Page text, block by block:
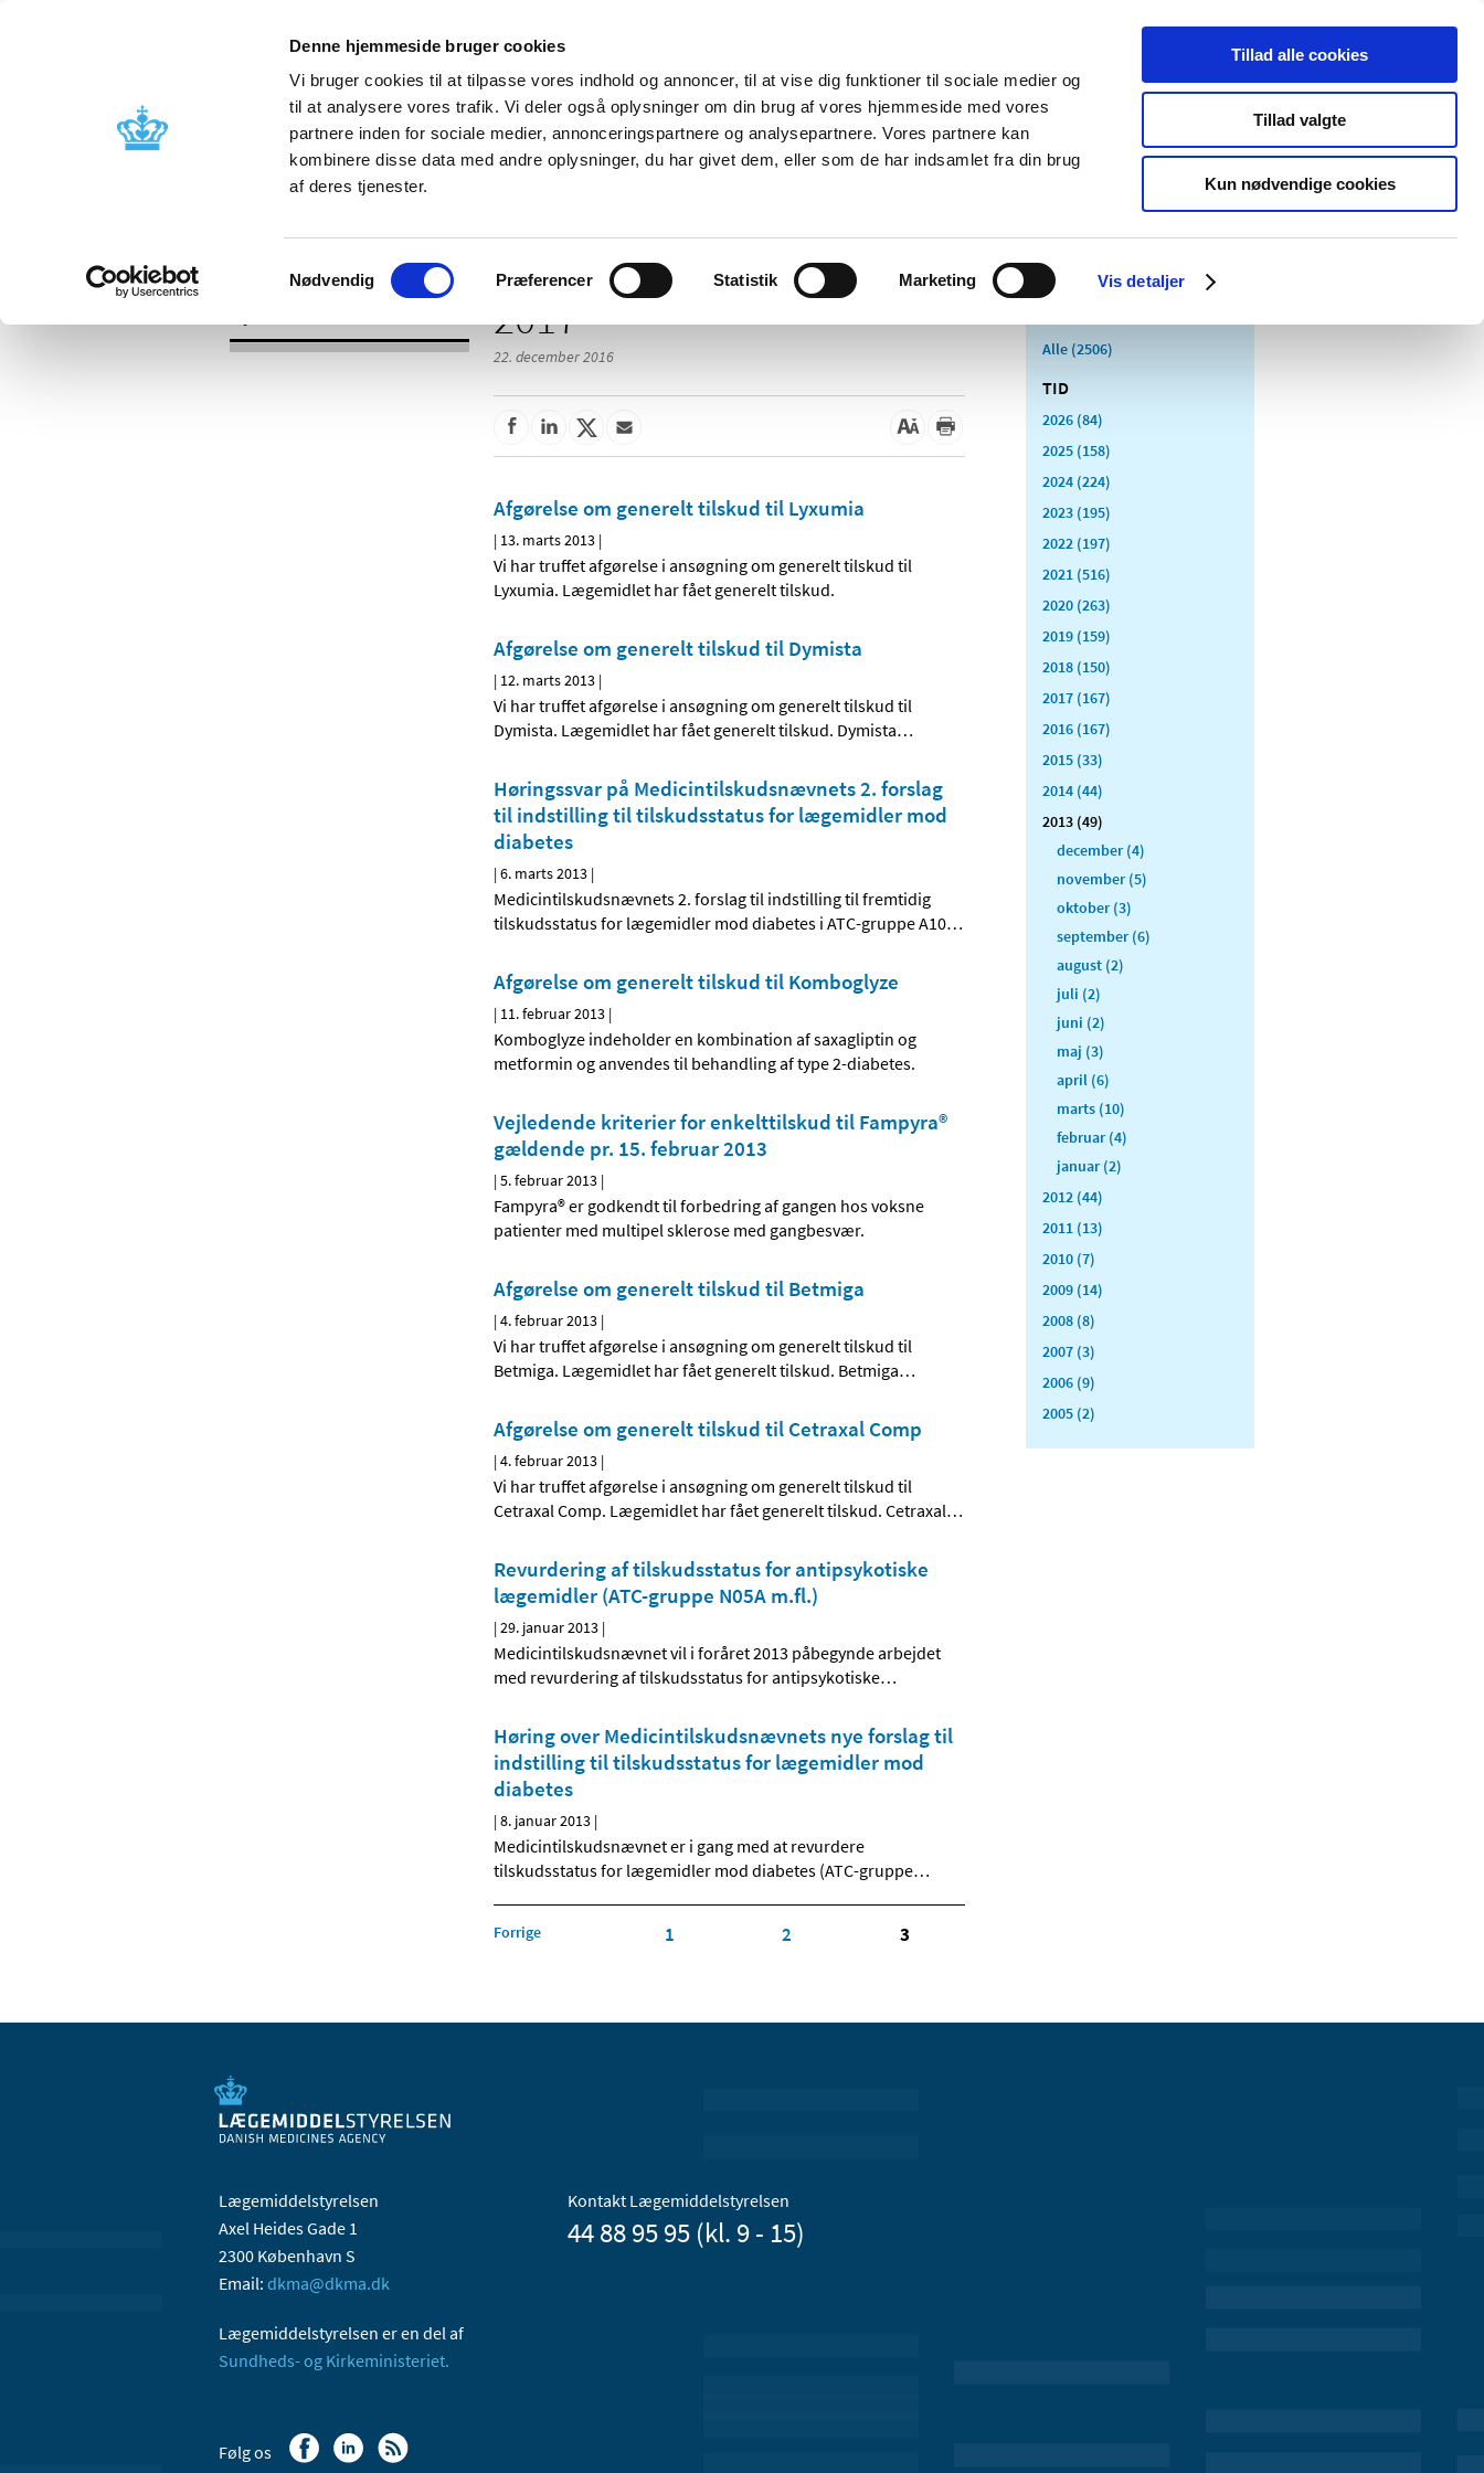
Denne hjemmeside bruger cookies
Vi bruger cookies til at tilpasse vores indhold og annoncer, til at vise dig funktioner til sociale medier og
til at analysere vores trafik. Vi deler også oplysninger om din brug af vores hjemmeside med vores
partnere inden for sociale medier, annonceringspartnere og analysepartnere. Vores partnere kan
kombinere disse data med andre oplysninger, du har givet dem, eller som de har indsamlet fra din brug
af deres tjenester.
Samtykkevalg
Nødvendig Præferencer Statistik Marketing Vis detaljer
Tillad alle cookies
Tillad valgte
Kun nødvendige cookies
Nyheder Om os Kontakt Udgivelser
Godkendelse og
Bivirkninger og
produktinformation
Tilskud og
Apoteker og salg af
Medicinsk
Særlige
produktområder
2017
22. december 2016
Afgørelse om generelt tilskud til Lyxumia
| 13. marts 2013 |
Vi har truffet afgørelse i ansøgning om generelt tilskud til
Lyxumia. Lægemidlet har fået generelt tilskud.
Afgørelse om generelt tilskud til Dymista
| 12. marts 2013 |
Vi har truffet afgørelse i ansøgning om generelt tilskud til
Dymista. Lægemidlet har fået generelt tilskud. Dymista…
Høringssvar på Medicintilskuds­nævnets 2. forslag
til indstilling til tilskudsstatus for lægemidler mod
diabetes
|6. marts 2013 |
Medicintilskudsnævnets 2. forslag til indstilling til fremtidig
tilskudsstatus for lægemidler mod diabetes i ATC-gruppe A10…
Afgørelse om generelt tilskud til Komboglyze
| 11. februar 2013 |
Komboglyze indeholder en kombination af saxagliptin og
metformin og anvendes til behandling af type 2-diabetes.
Vejledende kriterier for enkelttilskud til Fampyra®
gældende pr. 15. februar 2013
|5. februar 2013 |
Fampyra® er godkendt til forbedring af gangen hos voksne
patienter med multipel sklerose med gangbesvær.
Afgørelse om generelt tilskud til Betmiga
|4. februar 2013 |
Vi har truffet afgørelse i ansøgning om generelt tilskud til
Betmiga. Lægemidlet har fået generelt tilskud. Betmiga…
Afgørelse om generelt tilskud til Cetraxal Comp
|4. februar 2013 |
Vi har truffet afgørelse i ansøgning om generelt tilskud til
Cetraxal Comp. Lægemidlet har fået generelt tilskud. Cetraxal…
Revurdering af tilskudsstatus for antipsykotiske
lægemidler (ATC-gruppe N05A m.fl.)
|29. januar 2013 |
Medicintilskudsnævnet vil i foråret 2013 påbegynde arbejdet
med revurdering af tilskudsstatus for antipsykotiske…
Høring over Medicintilskuds­nævnets nye forslag til
indstilling til tilskudsstatus for lægemidler mod
diabetes
|8. januar 2013 |
Medicintilskudsnævnet er i gang med at revurdere
tilskudsstatus for lægemidler mod diabetes (ATC-gruppe…
Forrige 1 2 3
Alle (2506)
TID
2026 (84)
2025 (158)
2024 (224)
2023 (195)
2022 (197)
2021 (516)
2020 (263)
2019 (159)
2018 (150)
2017 (167)
2016 (167)
2015 (33)
2014 (44)
2013 (49)
december (4)
november (5)
oktober (3)
september (6)
august (2)
juli (2)
juni (2)
maj (3)
april (6)
marts (10)
februar (4)
januar (2)
2012 (44)
2011 (13)
2010 (7)
2009 (14)
2008 (8)
2007 (3)
2006 (9)
2005 (2)
Lægemiddelstyrelsen
Axel Heides Gade 1
2300 København S
Email: dkma@dkma.dk
Lægemiddelstyrelsen er en del af
Sundheds- og Kirkeministeriet.
Kontakt Lægemiddelstyrelsen
44 88 95 95 (kl. 9 - 15)
Følg os